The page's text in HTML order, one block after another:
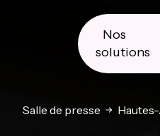
Nos
solutions
Salle de presse